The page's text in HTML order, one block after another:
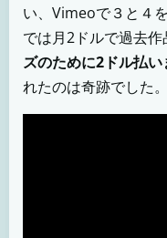
い、Vimeoで３と４
では月2ドルで過去
ズのために2ドル払い
れたのは奇跡でした